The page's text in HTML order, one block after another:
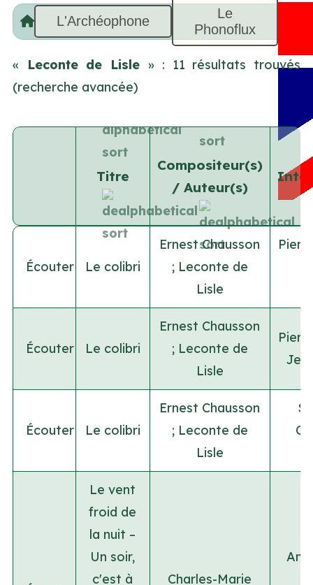
L'Archéophone
Le
Phonoflux
« Leconte de Lisle » : 11 résultats trouvés
(recherche avancée)
Titre
Compositeur(s)
/ Auteur(s)
Écouter Le colibri
Ernest Chausson
; Leconte de
Lisle
Écouter Le colibri
Ernest Chausson
; Leconte de
Lisle
Écouter Le colibri
Ernest Chausson
; Leconte de
Lisle
Le vent
froid de
la nuit –
Un soir,
c'est à
Charles-Marie